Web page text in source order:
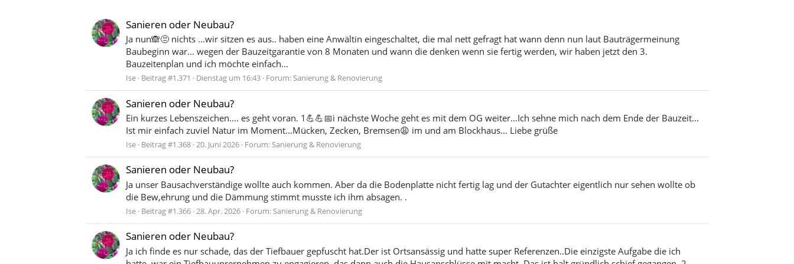
Sanieren oder Neubau?
Ja nun🙈😒 nichts ...wir sitzen es aus.. haben eine Anwältin eingeschaltet, die mal nett gefragt hat wann denn nun laut Bauträgermeinung
Baubeginn war... wegen der Bauzeitgarantie von 8 Monaten und wann die denken wenn sie fertig werden, wir haben jetzt den 3.
Bauzeitenplan und ich möchte einfach...
Ise Beitrag #1.371 Dienstag um 16:43 Forum:Sanierung & Renovierung
Sanieren oder Neubau?
Ein kurzes Lebenszeichen.... es geht voran. 1💪💪📅i nächste Woche geht es mit dem OG weiter...Ich sehne mich nach dem Ende der Bauzeit...
Ist mir einfach zuviel Natur im Moment...Mücken, Zecken, Bremsen😩 im und am Blockhaus... Liebe grüße
Ise Beitrag #1.368 20. Juni 2026 Forum:Sanierung & Renovierung
Sanieren oder Neubau?
Ja unser Bausachverständige wollte auch kommen. Aber da die Bodenplatte nicht fertig lag und der Gutachter eigentlich nur sehen wollte ob
die Bew,ehrung und die Dämmung stimmt musste ich ihm absagen. .
Ise Beitrag #1.366 28. Apr. 2026 Forum:Sanierung & Renovierung
Sanieren oder Neubau?
Ja ich finde es nur schade, das der Tiefbauer gepfuscht hat.Der ist Ortsansässig und hatte super Referenzen..Die einzigste Aufgabe die ich